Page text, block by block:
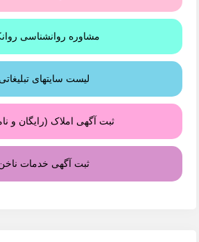
مشاوره روانشناسی
لیست سایتهای تبلیغاتی
ثبت آگهی املاک (رایگان و
ثبت آگهی خدمات